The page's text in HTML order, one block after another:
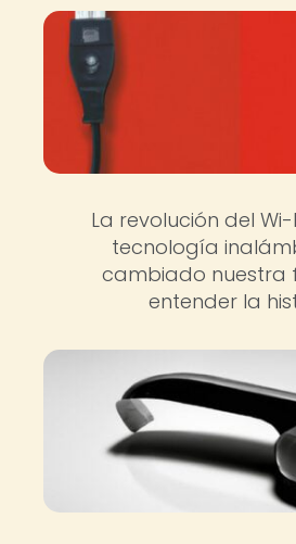
La revolución del
tecnología
cambiado nuestra
entender la